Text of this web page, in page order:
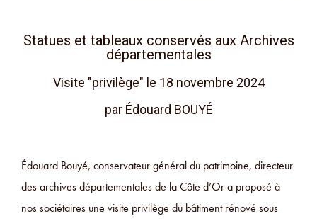
Statues et tableaux conservés aux Archives
départementales
Visite "privilège" le 18 novembre 2024
par Édouard BOUYÉ
Édouard Bouyé, conservateur général du patrimoine, directeur
des archives départementales de la Côte d’Or a proposé à
nos sociétaires une visite privilège du bâtiment rénové sous